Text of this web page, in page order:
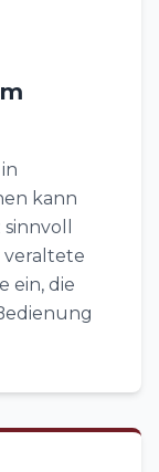
kann
veraltete
ein, die